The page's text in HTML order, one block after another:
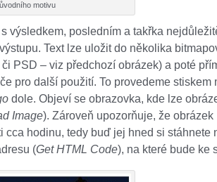
motivu
výsledkem, posledním a takřka
Text lze uložit do několika
či PSD – viz předchozí obrázek) a poté
pro další použití. To provedeme stiskem
dole. Objeví se obrazovka, kde lze
Image). Zároveň upozorňuje, že obrázek
cca hodinu, tedy buď jej hned si stáhnete
(Get HTML Code), na které bude ke